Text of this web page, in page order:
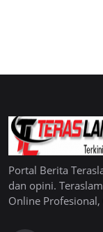
Portal Berita
dan opini.
Online